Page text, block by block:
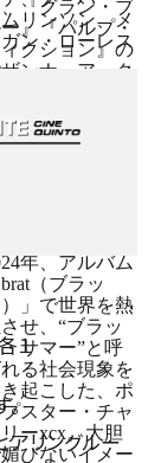
１
アリングルー